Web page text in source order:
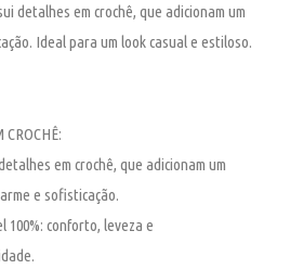
detalhes em crochê, que adicionam um
Ideal para um look casual e estiloso.
CROCHÊ:
em crochê, que adicionam um
e sofisticação.
100%: conforto, leveza e